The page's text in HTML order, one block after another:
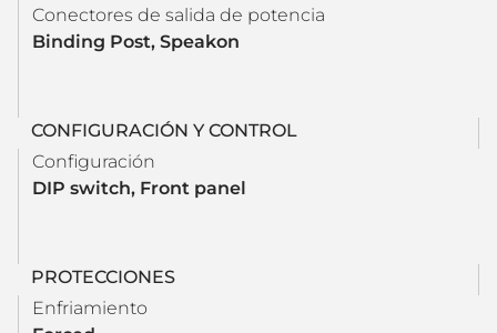
Conectores de salida de potencia
Binding Post, Speakon
CONFIGURACIÓN Y CONTROL
Configuración
DIP switch, Front panel
PROTECCIONES
Enfriamiento